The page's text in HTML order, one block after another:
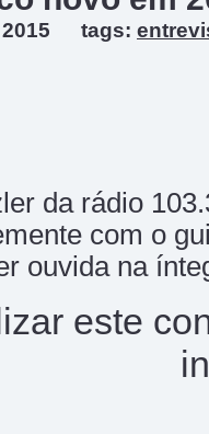
tags:
da rádio
com o
ouvida na
este